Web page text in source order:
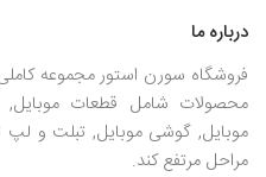
درباره ما
فروشگاه سورن استور مجموعه
محصولات شامل قطعات موبایل,
موبایل, گوشی موبایل, تبلت و لپ
مراحل مرتفع کند.